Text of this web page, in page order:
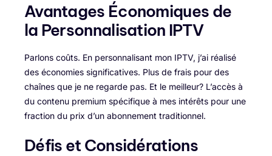
Avantages Économiques de
la Personnalisation IPTV
Parlons coûts. En personnalisant mon IPTV, j’ai réalisé
des économies significatives. Plus de frais pour des
chaînes que je ne regarde pas. Et le meilleur? L’accès à
du contenu premium spécifique à mes intérêts pour une
fraction du prix d’un abonnement traditionnel.
Défis et Considérations